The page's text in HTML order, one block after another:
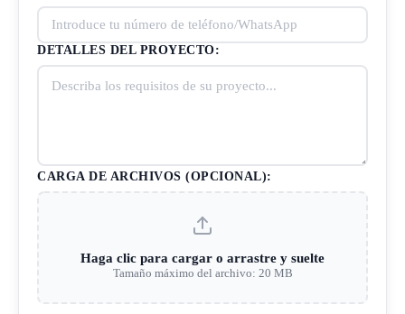
DETALLES DEL PROYECTO:
CARGA DE ARCHIVOS (OPCIONAL):
Haga clic para cargar o arrastre y suelte
Tamaño máximo del archivo: 20 MB